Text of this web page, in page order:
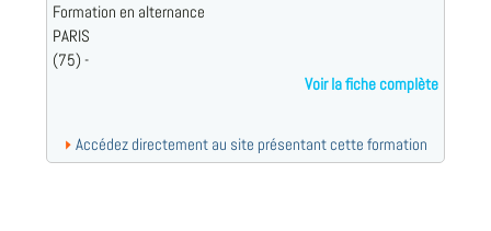
Formation en alternance
PARIS
(75) -
Voir la fiche complète
Accédez directement au site présentant cette formation